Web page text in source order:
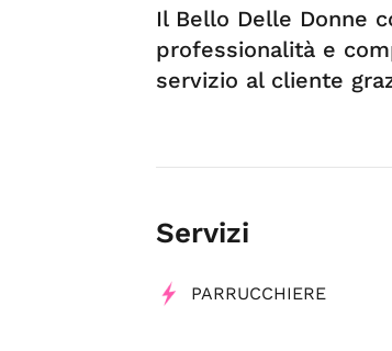
Il Bello Delle Donne
professionalità e
servizio al cliente
Servizi
PARRUCCHIERE